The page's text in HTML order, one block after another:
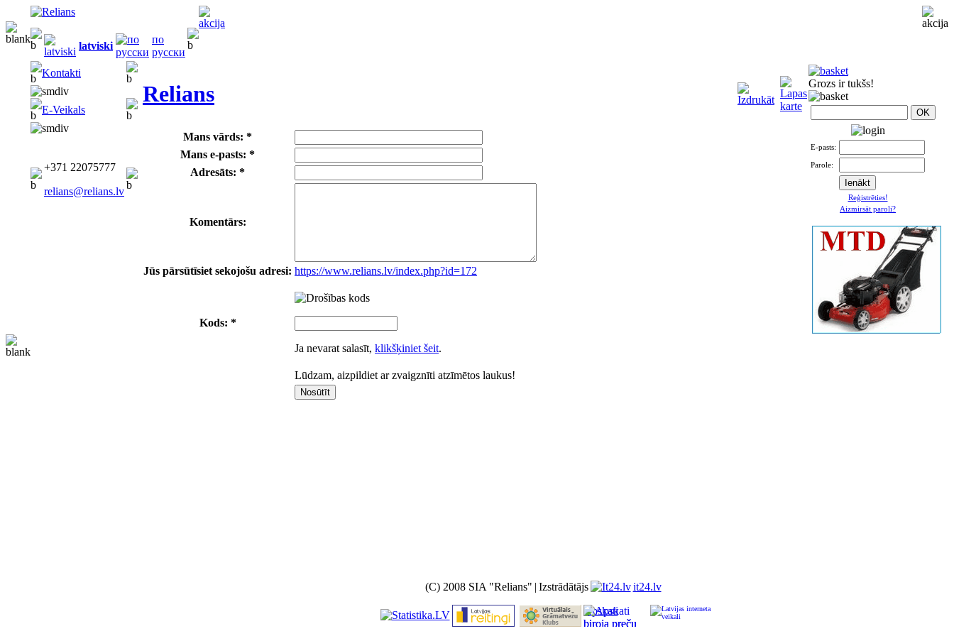
latviski
по
русски
Kontakti
E-Veikals
+371 22075777
relians@relians.lv
Relians
Mans vārds: *
Mans e-pasts: *
Adresāts: *
Komentārs:
Jūs pārsūtīsiet sekojošu adresi: https://www.relians.lv/index.php?id=172
Kods: *
Ja nevarat salasīt, klikšķiniet šeit.
Lūdzam, aizpildiet ar zvaigznīti atzīmētos laukus!
Grozs ir tukšs!
E-pasts:
Parole:
Reģistrēties!
Aizmirsāt paroli?
(C) 2008 SIA "Relians" | Izstrādātājs
it24.lv
Apskati
biroja preču